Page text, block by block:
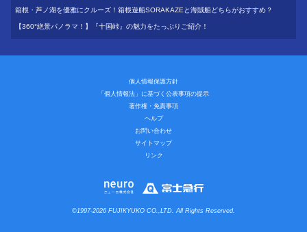
箱根・芦ノ湖を優雅にクルーズ！箱根遊船SORAKAZEと海賊船どちらがおすすめ？
【360°絶景パノラマ！】『十国峠』の魅力をたっぷりご紹介！
個人情報保護方針
「個人情報法」に基づく公表事項の提示
著作権・免責事項
ヘルプ
お問い合わせ
サイトマップ
リンク
©1997-2026 FUJIKYUKO CO.,LTD. All Rights Reserved.